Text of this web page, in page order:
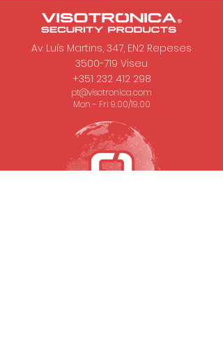
Av. Luís Martins, 347, EN2 Repeses
3500-719 Viseu
+351 232 412 298
pt@visotronica.com
Mon - Fri 9.00/19.00